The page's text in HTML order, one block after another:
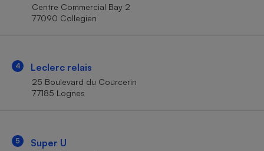
Centre Commercial Bay 2
77090 Collegien
4 Leclerc relais
25 Boulevard du Courcerin
77185 Lognes
5 Super U